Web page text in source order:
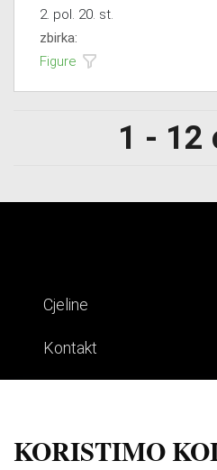
2. pol. 20. st.
zbirka:
Figure
1 - 12
Cjeline
Kontakt
KORISTIMO